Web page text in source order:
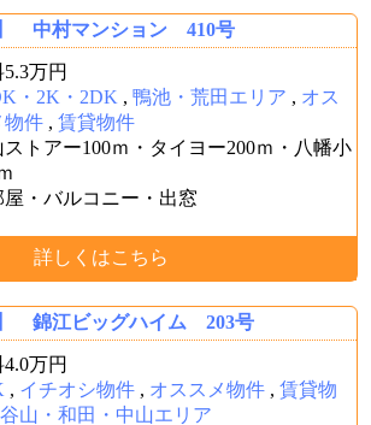
】 中村マンション 410号
5.3万円
・2K・2DK ,鴨池・荒田エリア , オス
物件 ,賃貸物件
ストアー100ｍ・タイヨー200ｍ・八幡小
屋・バルコニー・出窓
詳しくはこちら
】 錦江ビッグハイム 203号
4.0万円
, イチオシ物件 , オススメ物件 ,賃貸物
谷山・和田・中山エリア